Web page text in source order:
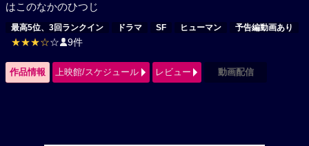
はこのなかのひつじ
最高5位、3回ランクイン ドラマ SF ヒューマン 予告編動画あり
★★★☆☆ 9件
作品情報 上映館/スケジュール レビュー 動画配信